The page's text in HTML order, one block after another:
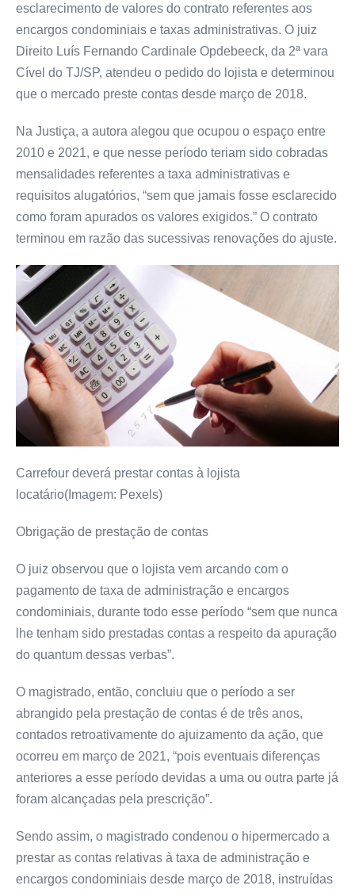
esclarecimento de valores do contrato referentes aos
encargos condominiais e taxas administrativas. O juiz
Direito Luís Fernando Cardinale Opdebeeck, da 2ª vara
Cível do TJ/SP, atendeu o pedido do lojista e determinou
que o mercado preste contas desde março de 2018.
Na Justiça, a autora alegou que ocupou o espaço entre
2010 e 2021, e que nesse período teriam sido cobradas
mensalidades referentes a taxa administrativas e
requisitos alugatórios, “sem que jamais fosse esclarecido
como foram apurados os valores exigidos.” O contrato
terminou em razão das sucessivas renovações do ajuste.
Carrefour deverá prestar contas à lojista
locatário(Imagem: Pexels)
Obrigação de prestação de contas
O juiz observou que o lojista vem arcando com o
pagamento de taxa de administração e encargos
condominiais, durante todo esse período “sem que nunca
lhe tenham sido prestadas contas a respeito da apuração
do quantum dessas verbas”.
O magistrado, então, concluiu que o período a ser
abrangido pela prestação de contas é de três anos,
contados retroativamente do ajuizamento da ação, que
ocorreu em março de 2021, “pois eventuais diferenças
anteriores a esse período devidas a uma ou outra parte já
foram alcançadas pela prescrição”.
Sendo assim, o magistrado condenou o hipermercado a
prestar as contas relativas à taxa de administração e
encargos condominiais desde março de 2018, instruídas